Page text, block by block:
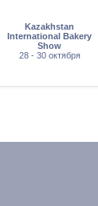
Kazakhstan
International Bakery
Show
28 - 30 октября